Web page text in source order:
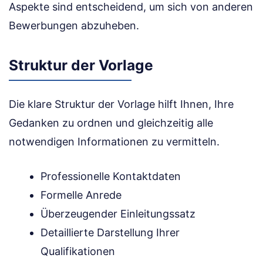
Aspekte sind entscheidend, um sich von anderen
Bewerbungen abzuheben.
Struktur der Vorlage
Die klare Struktur der Vorlage hilft Ihnen, Ihre
Gedanken zu ordnen und gleichzeitig alle
notwendigen Informationen zu vermitteln.
Professionelle Kontaktdaten
Formelle Anrede
Überzeugender Einleitungssatz
Detaillierte Darstellung Ihrer
Qualifikationen